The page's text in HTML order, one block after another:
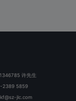
许先生
2389 5859
jlc.com